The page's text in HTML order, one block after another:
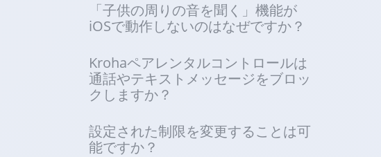
「子供の周りの音を聞く」機能が
iOSで動作しないのはなぜですか？
Krohaペアレンタルコントロールは
通話やテキストメッセージをブロッ
クしますか？
設定された制限を変更することは可
能ですか？